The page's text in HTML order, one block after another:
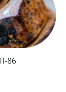
86